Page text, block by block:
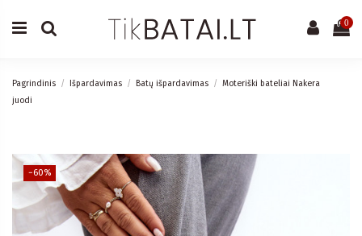
0
Pagrindinis Išpardavimas Batų išpardavimas
Moteriški bateliai Nakera
juodi
−60%